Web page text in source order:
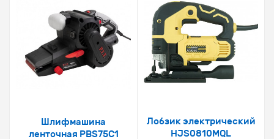
Шлифмашина
ленточная PBS75C1
Лобзик электрический
HJS0810MQL